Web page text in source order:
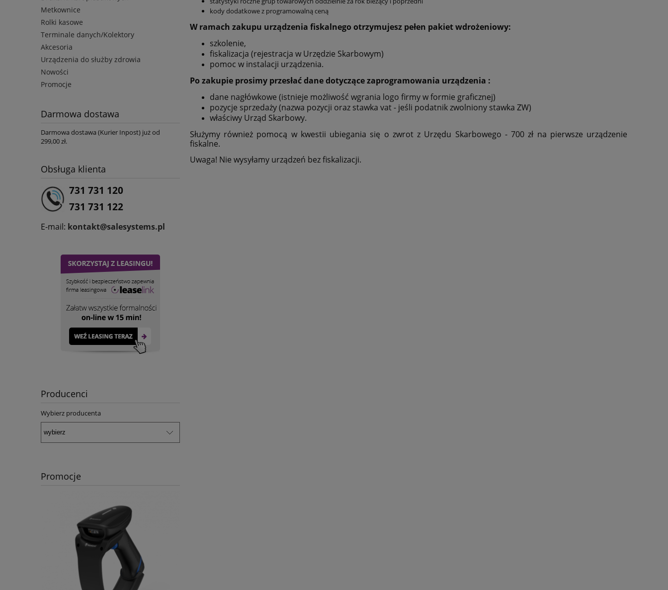
Metkownice
Rolki kasowe
Terminale danych/Kolektory
Akcesoria
Urządzenia do służby zdrowia
Nowości
Promocje
Darmowa dostawa
Darmowa dostawa (Kurier Inpost) już od
299,00 zł.
Obsługa klienta
731 731 120
731 731 122
E-mail: kontakt@salesystems.pl
Producenci
Wybierz producenta
Promocje
kody dodatkowe z programowalną ceną
W ramach zakupu urządzenia fiskalnego otrzymujesz pełen pakiet wdrożeniowy:
szkolenie,
fiskalizacja (rejestracja w Urzędzie Skarbowym)
pomoc w instalacji urządzenia.
Po zakupie prosimy przesłać dane dotyczące zaprogramowania urządzenia :
dane nagłówkowe (istnieje możliwość wgrania logo firmy w formie graficznej)
pozycje sprzedaży (nazwa pozycji oraz stawka vat - jeśli podatnik zwolniony stawka ZW)
właściwy Urząd Skarbowy.
Służymy również pomocą w kwestii ubiegania się o zwrot z Urzędu Skarbowego - 700 zł na pierwsze urządzenie
fiskalne.
Uwaga! Nie wysyłamy urządzeń bez fiskalizacji.